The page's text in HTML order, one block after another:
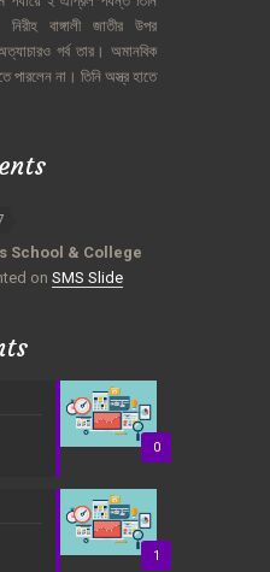
নিরীহ বাঙ্গালী জাতীর
উপর
গর্ব তার। অমানবিক
পারলেন না। তিনি অস্ত্র হাতে
School & College
on SMS Slide
0
1